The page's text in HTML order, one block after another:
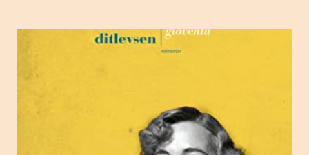
ROMANZO PAGINE: 348 PREZZO: 19.00/EBOOK 10.99 Link
impiegato nella biblioteca universitaria di fronte a casa. Sua
madre, Margaret, una poetessa di origini cinesi, li ha abbandonati
quando lui aveva solo nove anni in circostanze misteriose, dopo